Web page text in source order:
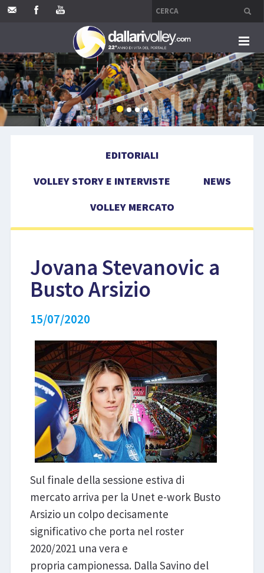
HOME
EDITORIALI
VOLLEY MERCATO
COMPETIZIONI
LIBRI
EDITORIALI
VOLLEY STORY E INTERVISTE
NEWS
VOLLEY MERCATO
Jovana Stevanovic a
Busto Arsizio
15/07/2020
Sul finale della sessione estiva di
mercato arriva per la Unet e-work Busto
Arsizio un colpo decisamente
significativo che porta nel roster
2020/2021 una vera e
propria campionessa. Dalla Savino del